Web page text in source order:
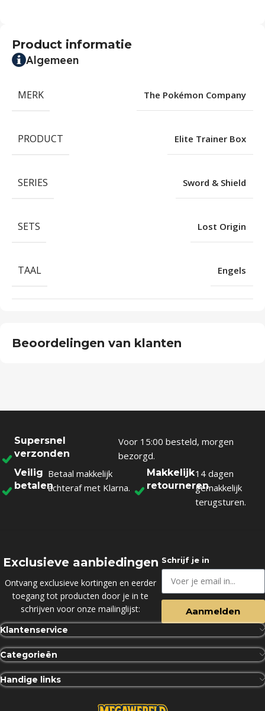
Product informatie
Algemeen
MERK The Pokémon Company
PRODUCT Elite Trainer Box
SERIES Sword & Shield
SETS Lost Origin
TAAL Engels
Beoordelingen van klanten
Supersnel
verzonden
Voor 15:00 besteld, morgen
bezorgd.
Veilig
betalen
Betaal makkelijk
achteraf met Klarna.
Makkelijk
retourneren
14 dagen
gemakkelijk
terugsturen.
Exclusieve aanbiedingen
Ontvang exclusieve kortingen en eerder
toegang tot producten door je in te
schrijven voor onze mailinglijst:
Schrijf je in
Aanmelden
Klantenservice
Categorieën
Handige links